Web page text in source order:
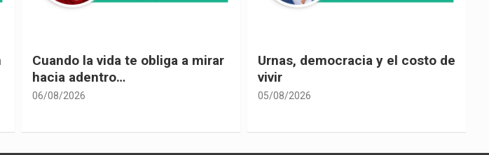
Urnas, democracia y el costo de
vivir
05/08/2026
El país de las explicaciones
convenientes
05/08/2026